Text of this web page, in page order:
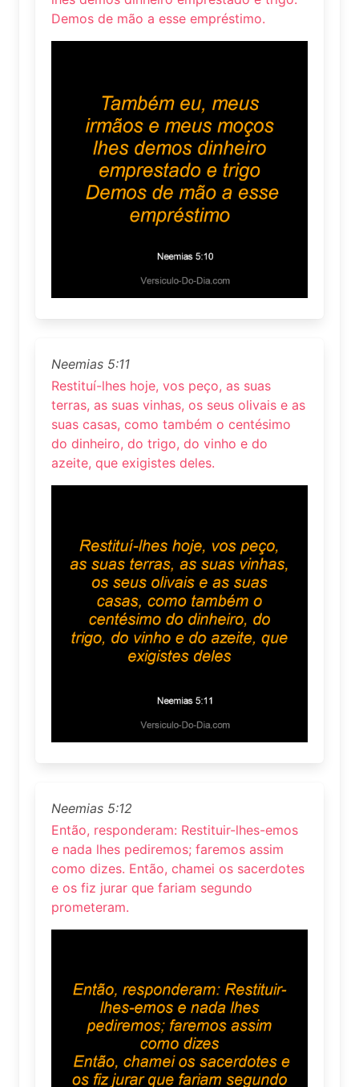
Demos de mão a esse empréstimo.
Neemias 5:11
Restituí-lhes hoje, vos peço, as suas
terras, as suas vinhas, os seus olivais e as
suas casas, como também o centésimo
do dinheiro, do trigo, do vinho e do
azeite, que exigistes deles.
Neemias 5:12
Então, responderam: Restituir-lhes-emos
e nada lhes pediremos; faremos assim
como dizes. Então, chamei os sacerdotes
e os fiz jurar que fariam segundo
prometeram.